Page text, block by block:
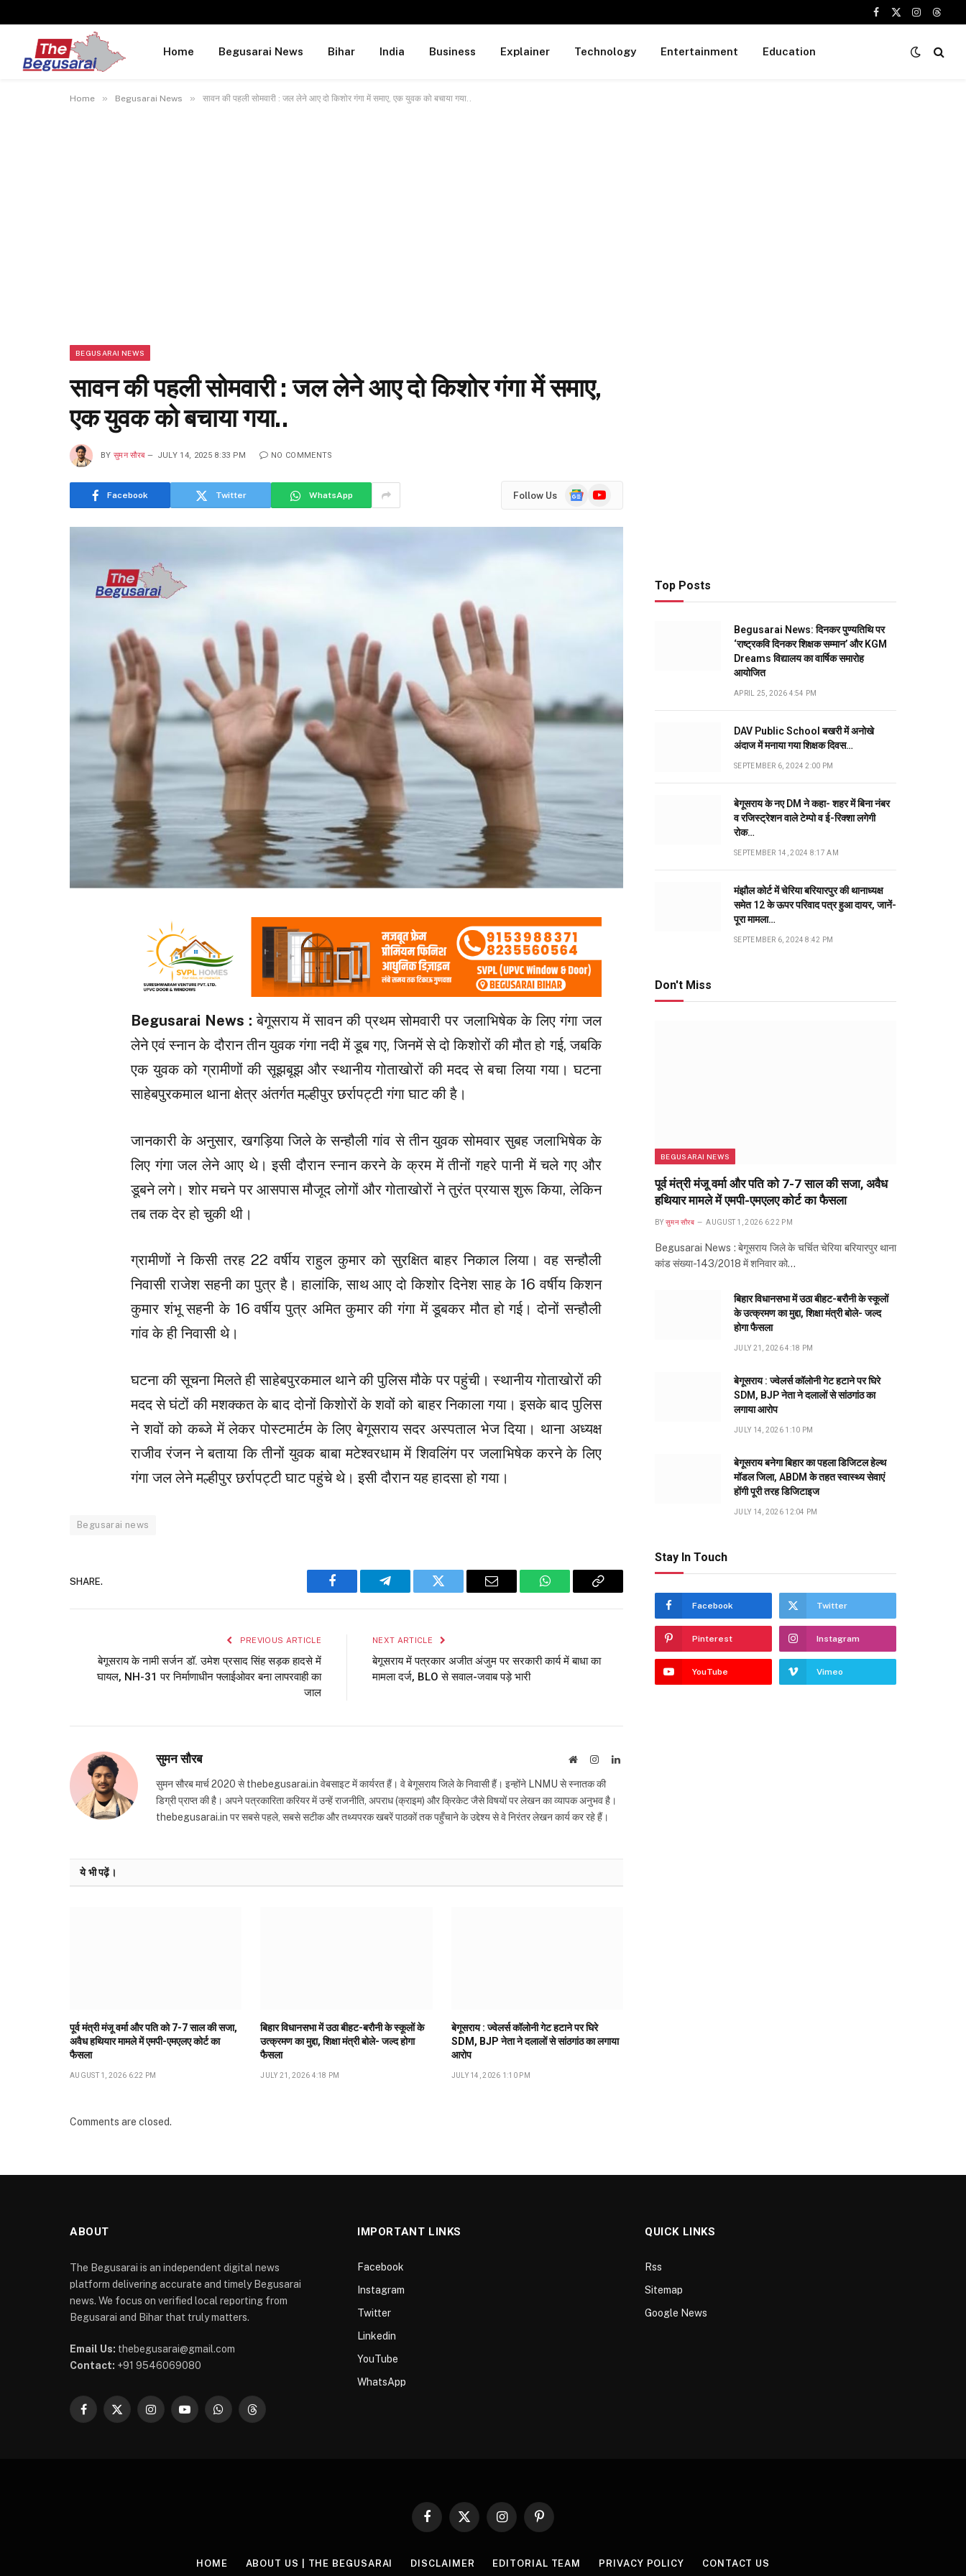
Facebook
X
Instagram
Home Begusarai News Bihar India Business Explainer Technology Entertainment Education
Home » Begusarai News » सावन की पहली सोमवारी : जल लेने आए दो किशोर गंगा में समाए, एक युवक को बचाया गया..
BEGUSARAI NEWS
सावन की पहली सोमवारी : जल लेने आए दो किशोर गंगा में समाए,
एक युवक को बचाया गया..
BY सुमन सौरब JULY 14, 2025 8:33 PM NO COMMENTS
Facebook Twitter WhatsApp Follow Us
GoogleYouTube
Begusarai News :बेगूसराय में सावन की प्रथम सोमवारी पर जलाभिषेक के लिए गंगा जल
लेने एवं स्नान के दौरान तीन युवक गंगा नदी में डूब गए, जिनमें से दो किशोरों की मौत हो गई, जबकि
एक युवक को ग्रामीणों की सूझबूझ और स्थानीय गोताखोरों की मदद से बचा लिया गया। घटना
साहेबपुरकमाल थाना क्षेत्र अंतर्गत मल्हीपुर छर्रापट्टी गंगा घाट की है।
जानकारी के अनुसार, खगड़िया जिले के सन्हौली गांव से तीन युवक सोमवार सुबह जलाभिषेक के
लिए गंगा जल लेने आए थे। इसी दौरान स्नान करने के क्रम में तीनों गहरे पानी में चले गए और
डूबने लगे। शोर मचने पर आसपास मौजूद लोगों और गोताखोरों ने तुरंत प्रयास शुरू किया, लेकिन
तब तक देर हो चुकी थी।
ग्रामीणों ने किसी तरह 22 वर्षीय राहुल कुमार को सुरक्षित बाहर निकाल लिया। वह सन्हौली
निवासी राजेश सहनी का पुत्र है। हालांकि, साथ आए दो किशोर दिनेश साह के 16 वर्षीय किशन
कुमार शंभू सहनी के 16 वर्षीय पुत्र अमित कुमार की गंगा में डूबकर मौत हो गई। दोनों सन्हौली
गांव के ही निवासी थे।
घटना की सूचना मिलते ही साहेबपुरकमाल थाने की पुलिस मौके पर पहुंची। स्थानीय गोताखोरों की
मदद से घंटों की मशक्कत के बाद दोनों किशोरों के शवों को बाहर निकाला गया। इसके बाद पुलिस
ने शवों को कब्जे में लेकर पोस्टमार्टम के लिए बेगूसराय सदर अस्पताल भेज दिया। थाना अध्यक्ष
राजीव रंजन ने बताया कि तीनों युवक बाबा मटेश्वरधाम में शिवलिंग पर जलाभिषेक करने के लिए
गंगा जल लेने मल्हीपुर छर्रापट्टी घाट पहुंचे थे। इसी दौरान यह हादसा हो गया।
Begusarai news
SHARE.
Facebook Telegram Twitter Email WhatsAppCopy
PREVIOUS ARTICLE
बेगूसराय के नामी सर्जन डॉ. उमेश प्रसाद सिंह सड़क हादसे में
घायल, NH-31 पर निर्माणाधीन फ्लाईओवर बना लापरवाही का
जाल
NEXT ARTICLE
बेगूसराय में पत्रकार अजीत अंजुम पर सरकारी कार्य में बाधा का
मामला दर्ज, BLO से सवाल-जवाब पड़े भारी
सुमन सौरब WebsiteInstagramLinkedIn
सुमन सौरब मार्च 2020 से thebegusarai.in वेबसाइट में कार्यरत हैं। वे बेगूसराय जिले के निवासी हैं। इन्होंने LNMU से स्नातक की
डिग्री प्राप्त की है। अपने पत्रकारिता करियर में उन्हें राजनीति, अपराध (क्राइम) और क्रिकेट जैसे विषयों पर लेखन का व्यापक अनुभव है।
thebegusarai.in पर सबसे पहले, सबसे सटीक और तथ्यपरक खबरें पाठकों तक पहुँचाने के उद्देश्य से वे निरंतर लेखन कार्य कर रहे हैं।
ये भी पढ़ें।
पूर्व मंत्री मंजू वर्मा और पति को 7-7 साल की सजा,
अवैध हथियार मामले में एमपी-एमएलए कोर्ट का
फैसला
AUGUST 1, 2026 6:22 PM
बिहार विधानसभा में उठा बीहट-बरौनी के स्कूलों के
उत्क्रमण का मुद्दा, शिक्षा मंत्री बोले- जल्द होगा
फैसला
JULY 21, 2026 4:18 PM
बेगूसराय : ज्वेलर्स कॉलोनी गेट हटाने पर घिरे
SDM, BJP नेता ने दलालों से सांठगांठ का लगाया
आरोप
JULY 14, 2026 1:10 PM
Comments are closed.
Top Posts
Begusarai News: दिनकर पुण्यतिथि पर
‘राष्ट्रकवि दिनकर शिक्षक सम्मान’ और KGM
Dreams विद्यालय का वार्षिक समारोह
आयोजित
APRIL 25, 2026 4:54 PM
DAV Public School बखरी में अनोखे
अंदाज में मनाया गया शिक्षक दिवस…
SEPTEMBER 6, 2024 2:00 PM
बेगूसराय के नए DM ने कहा- शहर में बिना नंबर
व रजिस्ट्रेशन वाले टेम्पो व ई-रिक्शा लगेगी
रोक…
SEPTEMBER 14, 2024 8:17 AM
मंझौल कोर्ट में चेरिया बरियारपुर की थानाध्यक्ष
समेत 12 के ऊपर परिवाद पत्र हुआ दायर, जानें-
पूरा मामला…
SEPTEMBER 6, 2024 8:42 PM
Don't Miss
BEGUSARAI NEWS
पूर्व मंत्री मंजू वर्मा और पति को 7-7 साल की सजा, अवैध
हथियार मामले में एमपी-एमएलए कोर्ट का फैसला
BY सुमन सौरब AUGUST 1, 2026 6:22 PM
Begusarai News : बेगूसराय जिले के चर्चित चेरिया बरियारपुर थाना
कांड संख्या-143/2018 में शनिवार को…
बिहार विधानसभा में उठा बीहट-बरौनी के स्कूलों
के उत्क्रमण का मुद्दा, शिक्षा मंत्री बोले- जल्द
होगा फैसला
JULY 21, 2026 4:18 PM
बेगूसराय : ज्वेलर्स कॉलोनी गेट हटाने पर घिरे
SDM, BJP नेता ने दलालों से सांठगांठ का
लगाया आरोप
JULY 14, 2026 1:10 PM
बेगूसराय बनेगा बिहार का पहला डिजिटल हेल्थ
मॉडल जिला, ABDM के तहत स्वास्थ्य सेवाएं
होंगी पूरी तरह डिजिटाइज
JULY 14, 2026 12:04 PM
Stay In Touch
Facebook Twitter
Pinterest Instagram
YouTube Vimeo
ABOUT
The Begusarai is an independent digital news
platform delivering accurate and timely Begusarai
news. We focus on verified local reporting from
Begusarai and Bihar that truly matters.
Email Us: thebegusarai@gmail.com
Contact: +91 9546069080
Facebook
X
InstagramYouTubeWhatsAppThreads
IMPORTANT LINKS
Facebook
Instagram
Twitter
Linkedin
YouTube
WhatsApp
QUICK LINKS
Rss
Sitemap
Google News
Facebook
X
InstagramPinterest
HOME ABOUT US | THE BEGUSARAI DISCLAIMER EDITORIAL TEAM PRIVACY POLICY CONTACT US